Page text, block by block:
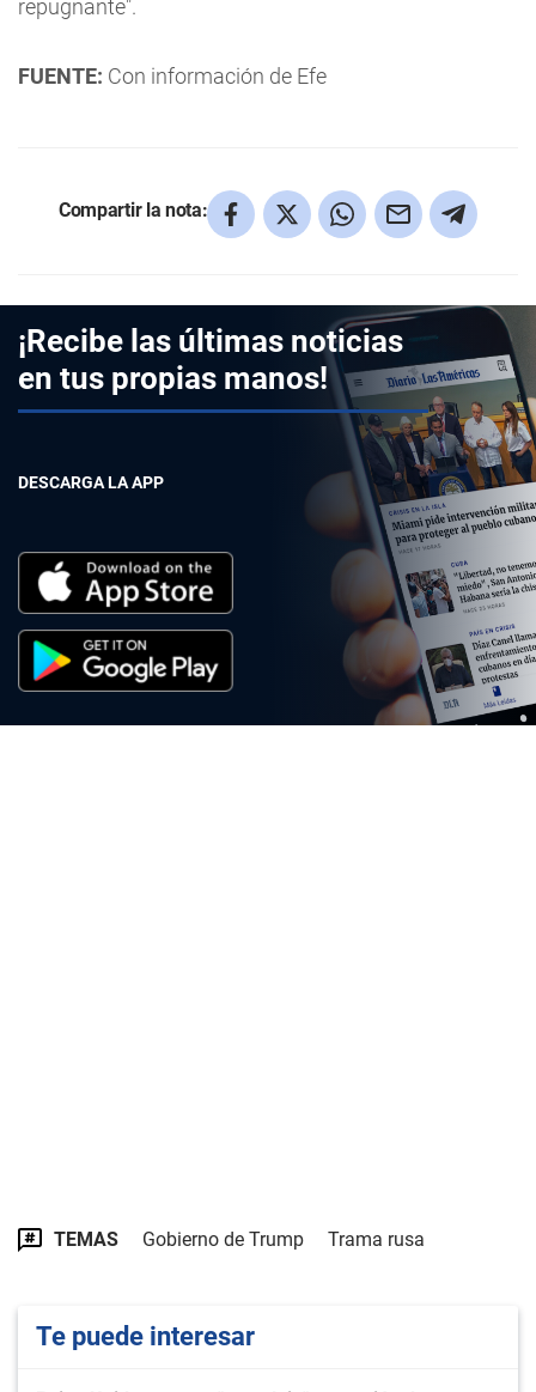
repugnante".
FUENTE: Con información de Efe
Compartir la nota:
¡Recibe las últimas noticias
en tus propias manos!
DESCARGA LA APP
TEMAS Gobierno de Trump Trama rusa
Te puede interesar